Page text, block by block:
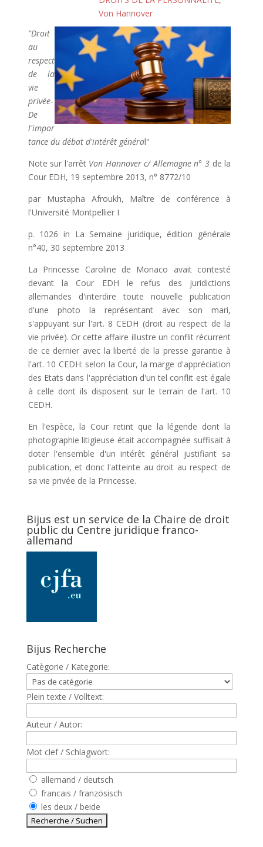
Von Hannover
"Droit
au
respect
de la
vie
privée-
De
l'impor
tance du débat d'intérêt général"
Note sur l'arrêt Von Hannover c/ Allemagne n° 3de la
Cour EDH, 19 septembre 2013, n° 8772/10
par Mustapha Afroukh, Maître de conférence à
l'Université Montpellier I
p. 1026 in La Semaine juridique, édition générale
n°40, 30 septembre 2013
La Princesse Caroline de Monaco avait contesté
devant la Cour EDH le refus des juridictions
allemandes d'interdire toute nouvelle publication
d'une photo la représentant avec son mari,
s'appuyant sur l'art. 8 CEDH (droit au respect de la
vie privée). Or cette affaire illustre un conflit récurrent
de ce dernier avec la liberté de la presse garantie à
l'art. 10 CEDH: selon la Cour, la marge d'appréciation
des Etats dans l'appréciation d'un tel conflit est égale
à celle dont ils disposent sur le terrain de l'art. 10
CEDH.
En l'espèce, la Cour retint que la légende dont la
photographie litigieuse était accompagnée suffisait à
doter l'ensemble d'un intérêt général justifiant sa
publication, et donc l'atteinte au droit au respect de
sa vie privée de la Princesse.
Bijus est un service de la Chaire de droit
public du Centre juridique franco-
allemand
Bijus Recherche
Catègorie / Kategorie:
Plein texte / Volltext:
Auteur / Autor:
Mot clef / Schlagwort:
allemand / deutsch
francais / französisch
les deux / beide